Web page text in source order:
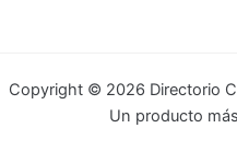
Copyright © 2026 Directorio
Un producto